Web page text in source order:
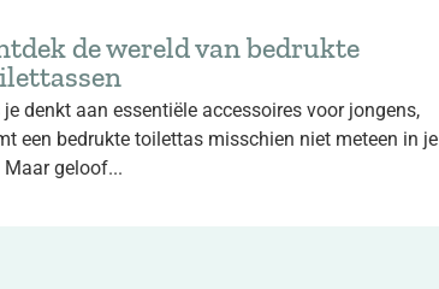
de wereld van bedrukte
je denkt aan essentiële accessoires voor jongens,
een bedrukte toilettas misschien niet meteen in je
Maar geloof...